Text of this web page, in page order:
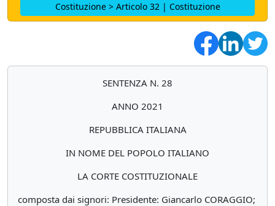
Costituzione > Articolo 32 | Costituzione
SENTENZA N. 28
ANNO 2021
REPUBBLICA ITALIANA
IN NOME DEL POPOLO ITALIANO
LA CORTE COSTITUZIONALE
composta dai signori: Presidente: Giancarlo CORAGGIO;